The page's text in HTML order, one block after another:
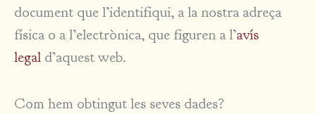
document que l’identifiqui, a la nostra adreça
física o a l’electrònica, que figuren a l’avís
legal d’aquest web.
Com hem obtingut les seves dades?